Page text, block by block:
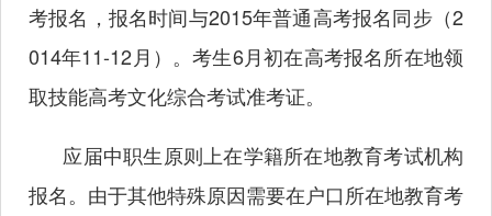
考报名，报名时间与2015年普通高考报名同步（2
014年11-12月）。考生6月初在高考报名所在地领
取技能高考文化综合考试准考证。
应届中职生原则上在学籍所在地教育考试机构
报名。由于其他特殊原因需要在户口所在地教育考